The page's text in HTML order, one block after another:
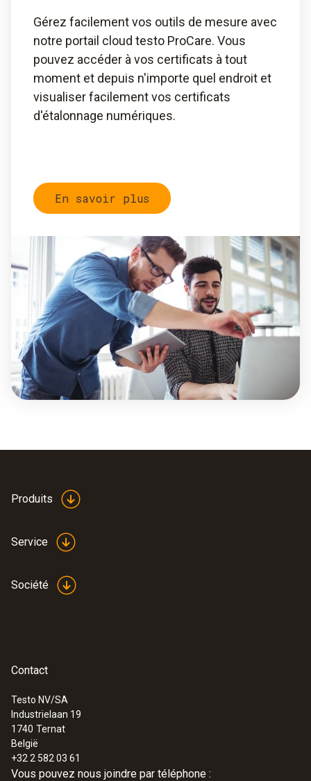
Gérez facilement vos outils de mesure avec
notre portail cloud testo ProCare. Vous
pouvez accéder à vos certificats à tout
moment et depuis n'importe quel endroit et
visualiser facilement vos certificats
d'étalonnage numériques.
En savoir plus
Produits
Service
Société
Contact
Testo NV/SA
Industrielaan 19
1740 Ternat
België
+32 2 582 03 61
Vous pouvez nous joindre par téléphone :